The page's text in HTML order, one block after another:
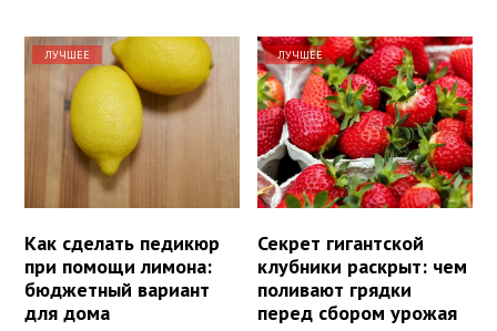
ЛУЧШЕЕ
Как сделать педикюр
при помощи лимона:
бюджетный вариант
для дома
ЛУЧШЕЕ
Секрет гигантской
клубники раскрыт: чем
поливают грядки
перед сбором урожая